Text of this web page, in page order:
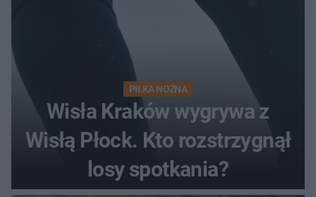
PIŁKA NOŻNA
Wisła Kraków wygrywa z
Wisłą Płock. Kto rozstrzygnął
losy spotkania?